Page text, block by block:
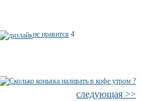
не нравится 4
следующая >>